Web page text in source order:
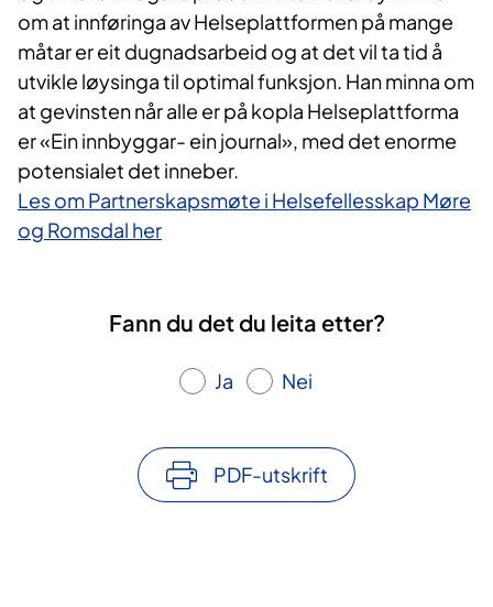
om at innføringa av Helseplattformen på mange
måtar er eit dugnadsarbeid og at det vil ta tid å
utvikle løysinga til optimal funksjon. Han minna om
at gevinsten når alle er på kopla Helseplattforma
er «Ein innbyggar- ein journal», med det enorme
potensialet det inneber.
Les om Partnerskapsmøte i Helsefellesskap Møre
og Romsdal her
Fann du det du leita etter?
Ja Nei
PDF-utskrift